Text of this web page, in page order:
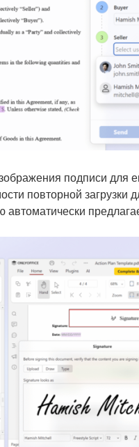
подписи для
повторной загрузки